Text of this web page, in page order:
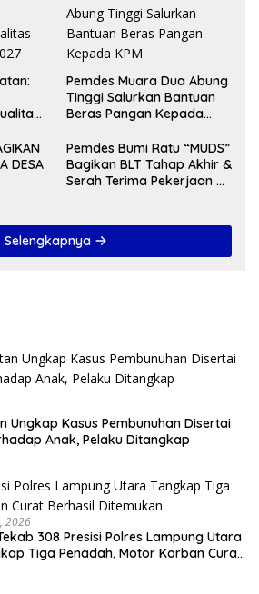
Pemdes Muara Dua Abung
Tinggi Salurkan Bantuan
Beras Pangan Kepada
DESA
Pemdes Bumi Ratu “MUDS”
Bagikan BLT Tahap Akhir &
Serah Terima Pekerjaan Di
Selengkapnya
Ungkap Kasus Pembunuhan Disertai
Anak, Pelaku Ditangkap
2026
308 Presisi Polres Lampung Utara
Tiga Penadah, Motor Korban Curat